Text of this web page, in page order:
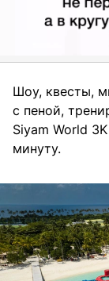
Шоу, квесты,
с пеной,
Siyam World
минуту.